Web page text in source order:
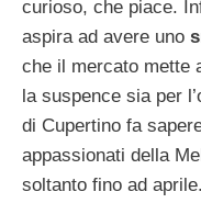
curioso, che piace.
aspira ad avere uno
che il mercato mette
la suspence sia per
di Cupertino fa
appassionati della
soltanto fino ad aprile.